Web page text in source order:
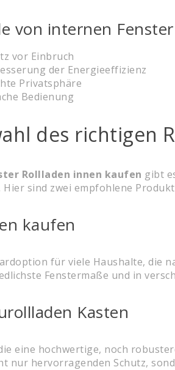
von internen
vor Einbruch
der Energieeffizienz
Privatsphäre
Bedienung
des richtigen
Rollladen innen kaufen gibt
Hier sind zwei empfohlene
kaufen
für viele Haushalte, die
Fenstermaße und in
Kasten
eine hochwertige, noch
nur hervorragenden Schutz,